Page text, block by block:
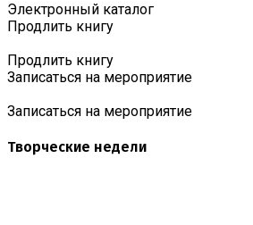
Электронный каталог
Продлить книгу
Продлить книгу
Записаться на мероприятие
Записаться на мероприятие
Творческие недели